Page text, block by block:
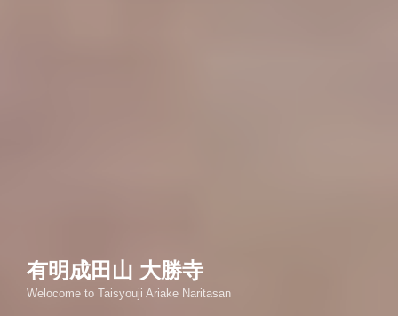
有明成田山 大勝寺
Welocome to Taisyouji Ariake Naritasan